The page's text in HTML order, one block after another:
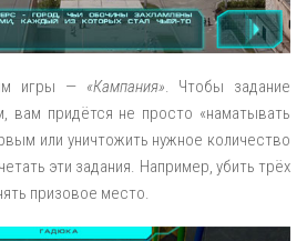
игры — «Кампания». Чтобы задание
вам придётся не просто «наматывать
или уничтожить нужное количество
эти задания. Например, убить трёх
призовое место.